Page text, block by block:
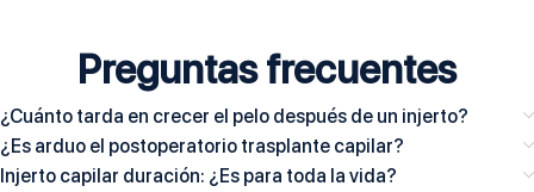
Preguntas frecuentes
¿Cuánto tarda en crecer el pelo después de un injerto?
¿Es arduo el postoperatorio trasplante capilar?
Injerto capilar duración: ¿Es para toda la vida?